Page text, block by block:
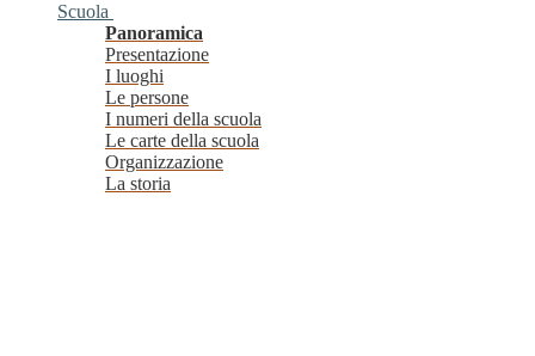
Scuola
Panoramica
Presentazione
I luoghi
Le persone
I numeri della scuola
Le carte della scuola
Organizzazione
La storia